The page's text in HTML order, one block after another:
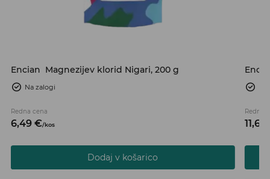
Encian Magnezijev klorid Nigari, 200 g
Na zalogi
Redna cena
6,49 €/kos
Dodaj v košarico
Redna
11,69